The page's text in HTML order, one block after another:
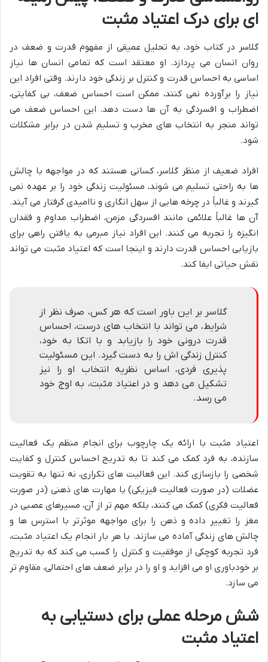
ای برای درک اعتیاد مثبت
گلاسر در کتاب خود، به تحلیل عمیقی از مفهوم قدرت و ضعف در
روان انسان می پردازد. او معتقد است که تمامی انسان ها نیاز
اساسی به احساس قدرت و کنترل بر زندگی خود دارند. وقتی افراد این
نیاز را برآورده نمی کنند، ممکن است احساس ضعف، بی کفایتی،
اضطراب و افسردگی به آن ها دست دهد. این احساس ضعف می
تواند منجر به انتخاب های مخرب و تسلیم شدن در برابر مشکلات
شود.
افراد ضعیف از منظر گلاسر، کسانی هستند که در مواجهه با چالش
ها به راحتی تسلیم می شوند، مسئولیت زندگی خود را بر عهده نمی
گیرند و غالباً در چرخه هایی از سهل انگاری و ناامیدی گرفتار می آیند.
آن ها غالباً علائمی مانند افسردگی مزمن، اضطراب مداوم و فقدان
انگیزه را تجربه می کنند. این افراد نیاز مبرمی به یافتن راهی برای
بازیابی احساس قدرت دارند و اینجا است که اعتیاد مثبت می تواند
نقش حیاتی ایفا کند.
گلاسر بر این باور است که هر کس، صرف نظر از
شرایط، می تواند با انتخاب های درست، احساس
قدرت درونی خود را بازیابد و با اتکا به خود،
کنترل زندگی اش را به دست گیرد. این مسئولیت
پذیری فردی، اساس نظریه انتخاب او را نیز
تشکیل می دهد و در اعتیاد مثبت، به اوج خود
می رسد.
اعتیاد مثبت با ارائه یک چارچوب برای انجام منظم یک فعالیت
سازنده، به فرد کمک می کند تا به تدریج احساس کنترل و کفایت
شخصی را بازسازی کند. این فعالیت های تکراری، نه تنها به تقویت
عضلات (در صورت فعالیت فیزیکی) یا مهارت های ذهنی (در صورت
فعالیت فکری) کمک می کنند، بلکه مهم تر از آن، مسیرهای عصبی در
مغز را تغییر داده و ذهن را برای مواجهه موثرتر با استرس ها و
چالش های زندگی آماده می سازند. با هر بار انجام یک اعتیاد مثبت،
فرد تجربه کوچکی از موفقیت و کنترل را کسب می کند که به تدریج
بر خودباوری او می افزاید و او را در برابر ضعف های احتمالی، مقاوم تر
می سازد.
شش مرحله عملی برای دستیابی به
اعتیاد مثبت